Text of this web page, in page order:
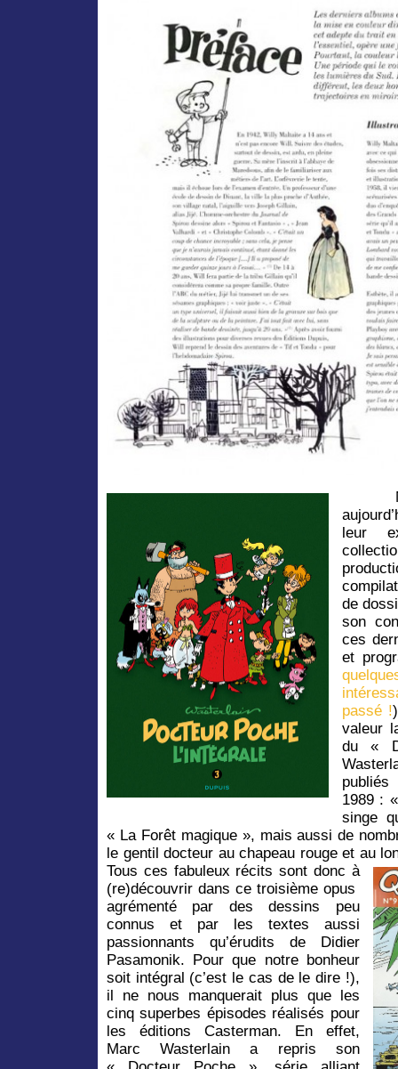
leur
de
son
ces
et
passé !)
valeur
du «
1989 :
singe
« La Forêt magique », mais aussi de
le gentil docteur au chapeau rouge et au
Tous ces fabuleux récits sont donc à
(re)découvrir dans ce troisième opus
agrémenté par des dessins peu
connus et par les textes aussi
passionnants qu’érudits de Didier
Pasamonik. Pour que notre bonheur
soit intégral (c’est le cas de le dire !),
il ne nous manquerait plus que les
cinq superbes épisodes réalisés pour
les éditions Casterman. En effet,
Marc Wasterlain a repris son